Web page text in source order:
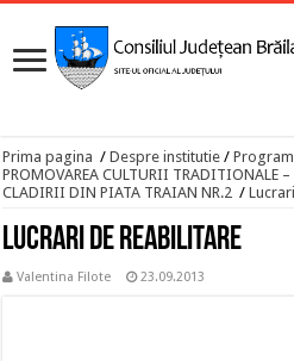
Prima pagina / Despre institutie /
PROMOVAREA CULTURII TRADITIONALE
CLADIRII DIN PIATA TRAIAN NR.2 /
Lucrari de reabilitare
Valentina Filote 23.09.2013